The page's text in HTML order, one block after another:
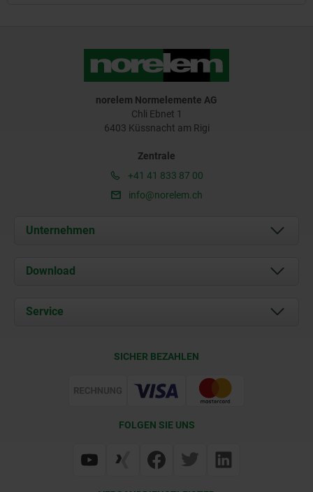
norelem Normelemente AG
Chli Ebnet 1
6403 Küssnacht am Rigi
Zentrale
+41 41 833 87 00
info@norelem.ch
Unternehmen
Über uns
Kontakt
Download
Dokumente
Service
SICHER BEZAHLEN
FOLGEN SIE UNS